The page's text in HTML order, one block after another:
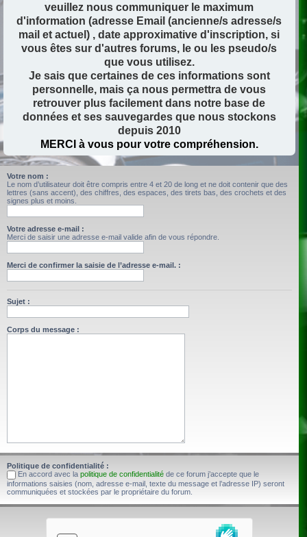
veuillez nous communiquer le maximum
d'information (adresse Email (ancienne/s adresse/s
mail et actuel) , date approximative d'inscription, si
vous êtes sur d'autres forums, le ou les pseudo/s
que vous utilisez.
Je sais que certaines de ces informations sont
personnelle, mais ça nous permettra de vous
retrouver plus facilement dans notre base de
données et ses sauvegardes que nous stockons
depuis 2010
MERCI à vous pour votre compréhension.
Votre nom :
Le nom d’utilisateur doit être compris entre 4 et 20 de long et ne doit contenir que des
lettres (sans accent), des chiffres, des espaces, des tirets bas, des crochets et des
signes plus et moins.
Votre adresse e-mail :
Merci de saisir une adresse e-mail valide afin de vous répondre.
Merci de confirmer la saisie de l’adresse e-mail. :
Sujet :
Corps du message :
Politique de confidentialité :
En accord avec la politique de confidentialité de ce forum j’accepte que le
informations saisies (nom, adresse e-mail, texte du message et l’adresse IP) seront
communiquées et stockées par le propriétaire du forum.